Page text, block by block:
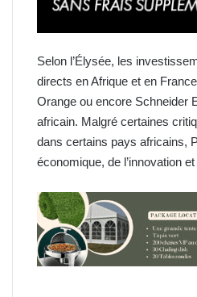
Selon l’Élysée, les
directs en Afrique et en
Orange ou encore Schneider
africain. Malgré certaines
dans certains pays africains,
économique, de l’innovation